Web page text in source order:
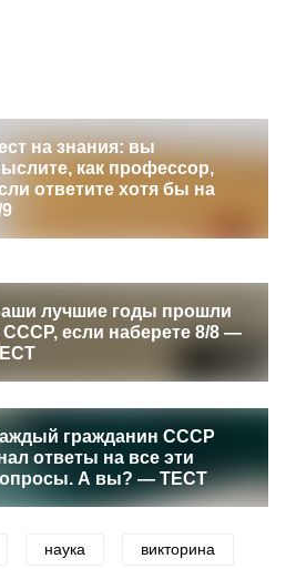
на знания: вы
как профессор,
ответите хотя бы на
лучшие годы прошли
СССР, если наберете 8/8 —
гражданин СССР
ответы на все эти
А вы? — ТЕСТ
наука викторина